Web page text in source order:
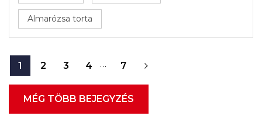
Almarózsa torta
1 2 3 4 … 7
MÉG TÖBB BEJEGYZÉS